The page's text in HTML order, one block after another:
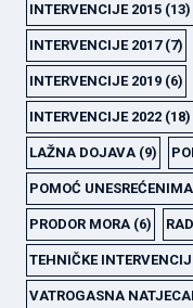
INTERVENCIJE 2015 (13)
INTERVENCIJE 2017(7)
INTERVENCIJE 2019 (6)
INTERVENCIJE 2022 (18)
LAŽNA DOJAVA (9)
POMOĆ UNESREĆENIMA
PRODOR MORA (6)
TEHNIČKE
VATROGASNA